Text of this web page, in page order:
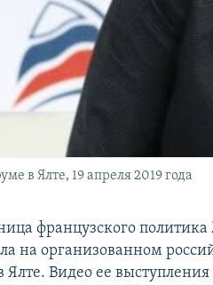
в Ялте, 19 апреля 2019 года
французского политика
на организованном
Ялте. Видео ее